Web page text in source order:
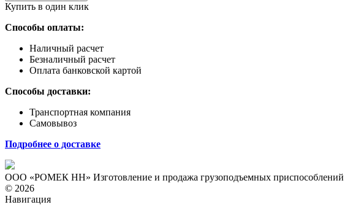
Купить в один клик
Способы оплаты:
Наличный расчет
Безналичный расчет
Оплата банковской картой
Способы доставки:
Транспортная компания
Самовывоз
Подробнее о доставке
ООО «РОМЕК НН» Изготовление и продажа грузоподъемных приспособлений
© 2026
Навигация